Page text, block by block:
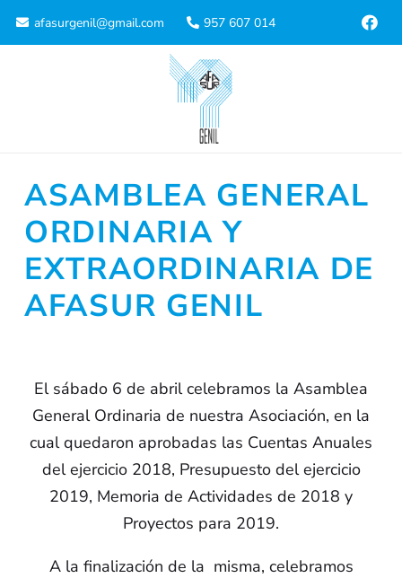
afasurgenil@gmail.com 957 607 014
ASAMBLEA GENERAL
ORDINARIA Y
EXTRAORDINARIA DE
AFASUR GENIL
El sábado 6 de abril celebramos la Asamblea
General Ordinaria de nuestra Asociación, en la
cual quedaron aprobadas las Cuentas Anuales
del ejercicio 2018, Presupuesto del ejercicio
2019, Memoria de Actividades de 2018 y
Proyectos para 2019.
A la finalización de la misma, celebramos